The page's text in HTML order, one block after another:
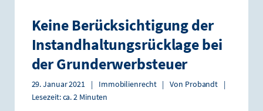
Keine Berücksichtigung der
Instandhaltungsrücklage bei
der Grunderwerbsteuer
29. Januar 2021 | Immobilienrecht | Von Probandt
|
Lesezeit: ca. 2 Minuten